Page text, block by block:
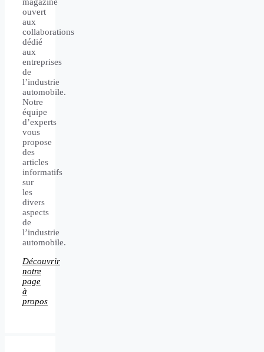
ouvert
aux
collaborations
dédié
aux
entreprises
de
l’industrie
automobile.
Notre
équipe
d’experts
vous
propose
des
articles
informatifs
sur
les
divers
aspects
de
l’industrie
automobile.
Découvrir
notre
page
à
propos